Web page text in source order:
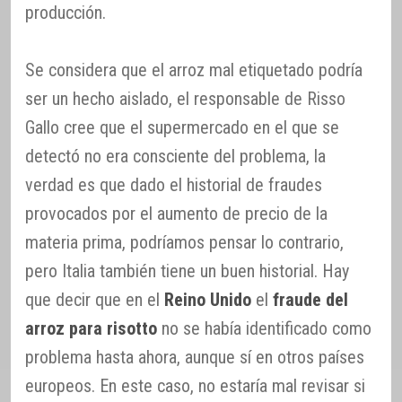
producción.
Se considera que el arroz mal etiquetado podría
ser un hecho aislado, el responsable de Risso
Gallo cree que el supermercado en el que se
detectó no era consciente del problema, la
verdad es que dado el historial de fraudes
provocados por el aumento de precio de la
materia prima, podríamos pensar lo contrario,
pero Italia también tiene un buen historial. Hay
que decir que en el Reino Unido el fraude del
arroz para risotto no se había identificado como
problema hasta ahora, aunque sí en otros países
europeos. En este caso, no estaría mal revisar si